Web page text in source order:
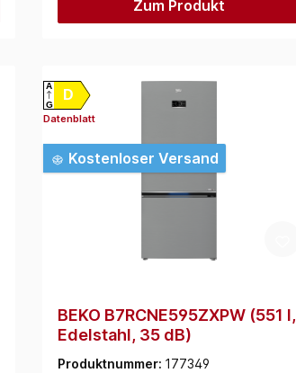
Zum Produkt
D
A
G
Datenblatt
Kostenloser Versand
BEKO B7RCNE595ZXPW (551 l,
Edelstahl, 35 dB)
Produktnummer: 177349